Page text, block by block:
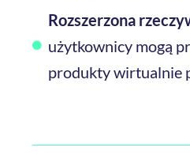
Rozszerzona
użytkownicy mogą
produkty wirtualnie